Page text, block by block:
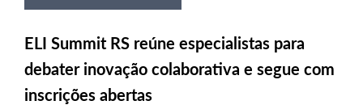
ELI Summit RS reúne especialistas para
debater inovação colaborativa e segue com
inscrições abertas